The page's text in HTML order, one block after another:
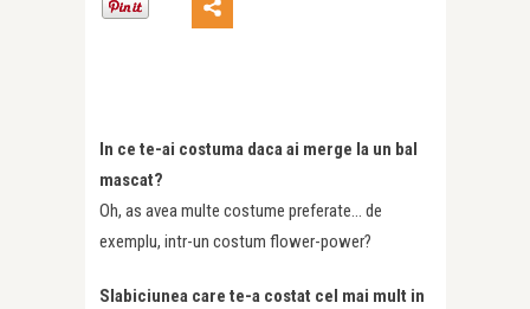
In ce te-ai costuma daca ai merge la un bal
mascat?
Oh, as avea multe costume preferate… de
exemplu, intr-un costum flower-power?
Slabiciunea care te-a costat cel mai mult in